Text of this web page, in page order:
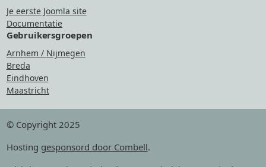
Je eerste Joomla site
Documentatie
Gebruikersgroepen
Arnhem / Nijmegen
Breda
Eindhoven
Maastricht
© Copyright 2025
Hosting gesponsord door Combell.